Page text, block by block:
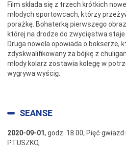
Film składa się z trzech krótkich
młodych sportowcach, którzy
porażkę. Bohaterką pierwszego
której na drodze do zwycięstwa staje
Druga nowela opowiada o bokserze,
zdyskwalifikowany za bójkę z
młody kolarz zostawia kolegę w
wygrywa wyścig.
SEANSE
2020-09-01, godz. 18.00, Pięć
PTUSZKO,